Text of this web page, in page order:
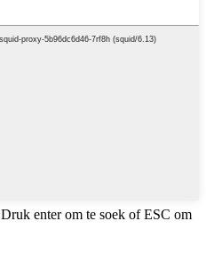
Druk enter om te soek of ESC om